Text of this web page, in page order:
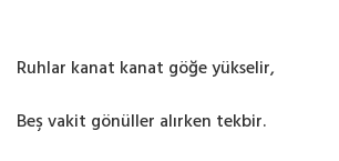
Ruhlar kanat kanat göğe yükselir,
Beş vakit gönüller alırken tekbir.